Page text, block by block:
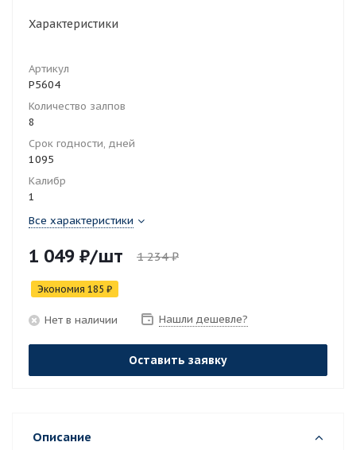
Характеристики
Артикул
Р5604
Количество залпов
8
Срок годности, дней
1095
Калибр
1
Все характеристики
1 049 ₽/шт 1 234₽
Экономия 185 ₽
Нет в наличии Нашли дешевле?
Оставить заявку
Описание